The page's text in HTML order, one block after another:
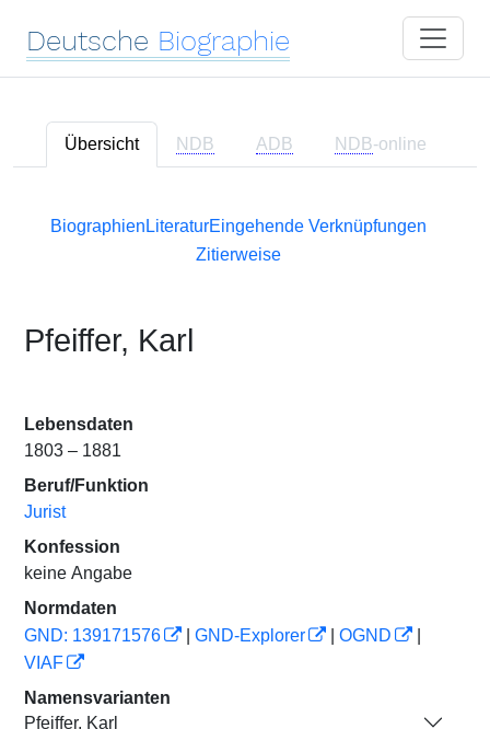
Deutsche Biographie
Übersicht NDB ADB NDB-online
Biographien LiteraturEingehende Verknüpfungen
Zitierweise
Pfeiffer, Karl
Lebensdaten
1803 – 1881
Beruf/Funktion
Jurist
Konfession
keine Angabe
Normdaten
GND: 139171576
GND-Explorer OGND
VIAF
Namensvarianten
Pfeiffer, Karl